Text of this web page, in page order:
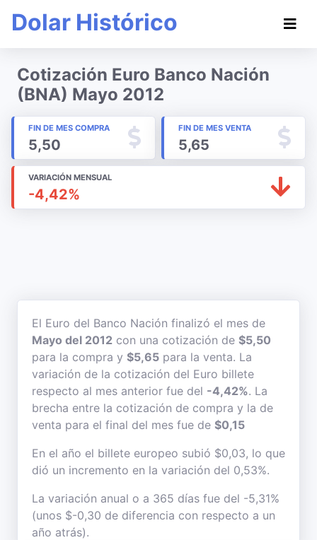
Dolar Histórico
Cotización Euro Banco Nación
(BNA) Mayo 2012
FIN DE MES COMPRA
5,50
FIN DE MES VENTA
5,65
VARIACIÓN MENSUAL
-4,42%
El Euro del Banco Nación finalizó el mes de
Mayo del 2012 con una cotización de $5,50
para la compra y $5,65 para la venta. La
variación de la cotización del Euro billete
respecto al mes anterior fue del -4,42%. La
brecha entre la cotización de compra y la de
venta para el final del mes fue de $0,15
En el año el billete europeo subió $0,03, lo que
dió un incremento en la variación del 0,53%.
La variación anual o a 365 días fue del -5,31%
(unos $-0,30 de diferencia con respecto a un
año atrás).